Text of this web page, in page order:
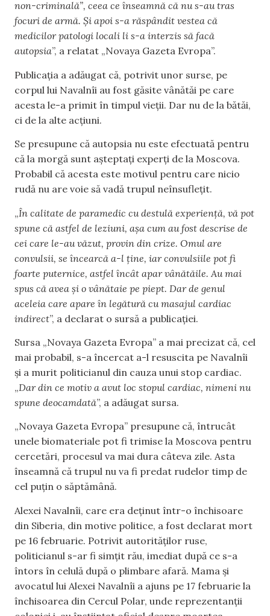
non-criminală”, ceea ce înseamnă că nu s-au tras
focuri de armă. Și apoi s-a răspândit vestea că
medicilor patologi locali li s-a interzis să facă
autopsia”, a relatat „Novaya Gazeta Evropa”.
Publicația a adăugat că, potrivit unor surse, pe
corpul lui Navalnîi au fost găsite vânătăi pe care
acesta le-a primit în timpul vieții. Dar nu de la bătăi,
ci de la alte acțiuni.
Se presupune că autopsia nu este efectuată pentru
că la morgă sunt așteptați experți de la Moscova.
Probabil că acesta este motivul pentru care nicio
rudă nu are voie să vadă trupul neînsuflețit.
„În calitate de paramedic cu destulă experiență, vă pot
spune că astfel de leziuni, așa cum au fost descrise de
cei care le-au văzut, provin din crize. Omul are
convulsii, se încearcă a-l ține, iar convulsiile pot fi
foarte puternice, astfel încât apar vânătăile. Au mai
spus că avea și o vânătaie pe piept. Dar de genul
aceleia care apare în legătură cu masajul cardiac
indirect”, a declarat o sursă a publicației.
Sursa „Novaya Gazeta Evropa” a mai precizat că, cel
mai probabil, s-a încercat a-l resuscita pe Navalnîi
și a murit politicianul din cauza unui stop cardiac.
„Dar din ce motiv a avut loc stopul cardiac, nimeni nu
spune deocamdată”, a adăugat sursa.
„Novaya Gazeta Evropa” presupune că, întrucât
unele biomateriale pot fi trimise la Moscova pentru
cercetări, procesul va mai dura câteva zile. Asta
înseamnă că trupul nu va fi predat rudelor timp de
cel puțin o săptămână.
Alexei Navalnîi, care era deținut într-o închisoare
din Siberia, din motive politice, a fost declarat mort
pe 16 februarie. Potrivit autorităților ruse,
politicianul s-ar fi simțit rău, imediat după ce s-a
întors în celulă după o plimbare afară. Mama și
avocatul lui Alexei Navalnîi a ajuns pe 17 februarie la
închisoarea din Cercul Polar, unde reprezentanții